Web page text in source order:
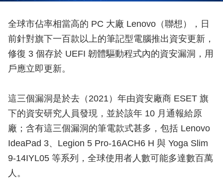
全球市佔率相當高的 PC 大廠 Lenovo（聯想），日
前針對旗下一百款以上的筆記型電腦推出資安更新，
修復 3 個存於 UEFI 韌體驅動程式內的資安漏洞，用
戶應立即更新。
這三個漏洞是於去（2021）年由資安廠商 ESET 旗
下的資安研究人員發現，並於該年 10 月通報給原
廠；含有這三個漏洞的筆電款式甚多，包括 Lenovo
IdeaPad 3、Legion 5 Pro-16ACH6 H 與 Yoga Slim
9-14IYL05 等系列，全球使用者人數可能多達數百萬
人。